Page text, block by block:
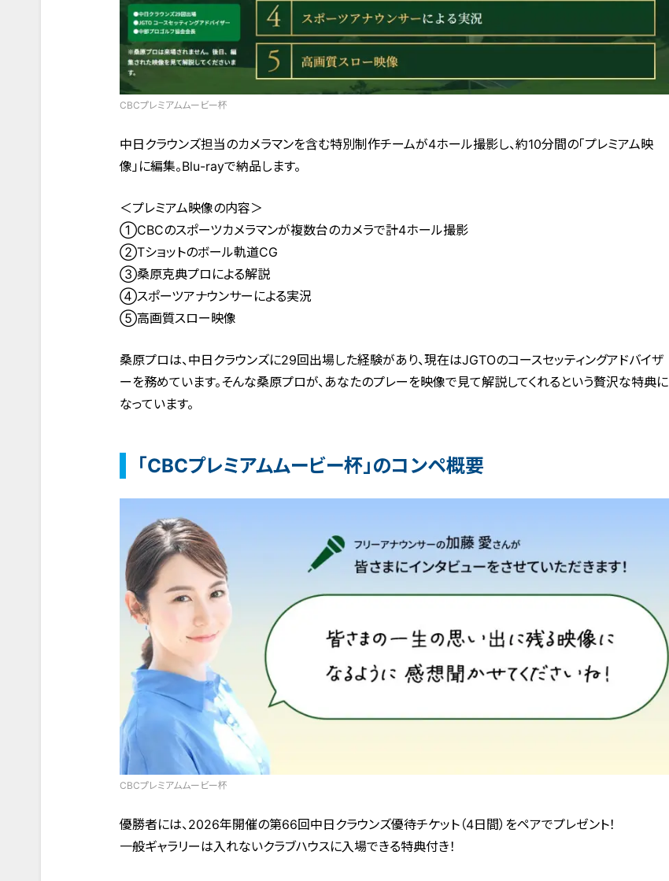
CBCプレミアムムービー杯
中日クラウンズ担当のカメラマンを含む特別制作チームが4ホール撮影し、約10分間の「プレミアム映
像」に編集。Blu-rayで納品します。
＜プレミアム映像の内容＞
①CBCのスポーツカメラマンが複数台のカメラで計4ホール撮影
②Tショットのボール軌道CG
③桑原克典プロによる解説
④スポーツアナウンサーによる実況
⑤高画質スロー映像
桑原プロは、中日クラウンズに29回出場した経験があり、現在はJGTOのコースセッティングアドバイザ
ーを務めています。そんな桑原プロが、あなたのプレーを映像で見て解説してくれるという贅沢な特典に
なっています。
「CBCプレミアムムービー杯」のコンペ概要
CBCプレミアムムービー杯
優勝者には、2026年開催の第66回中日クラウンズ優待チケット（4日間）をペアでプレゼント！
一般ギャラリーは入れないクラブハウスに入場できる特典付き！